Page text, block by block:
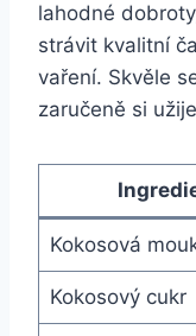
lahodné
strávit kvalitní
vaření. Skvěle
zaručeně si
Kokosová
Kokosový cukr